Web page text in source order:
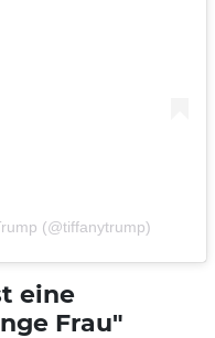
(@tiffanytrump)
eine
Frau"